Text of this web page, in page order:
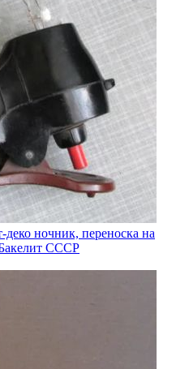
ночник, переноска на
СССР